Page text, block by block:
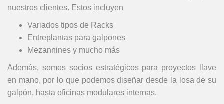
nuestros clientes. Estos incluyen
Variados tipos de Racks
Entreplantas para galpones
Mezannines y mucho más
Además, somos socios estratégicos para proyectos llave
en mano, por lo que podemos diseñar desde la losa de su
galpón, hasta oficinas modulares internas.